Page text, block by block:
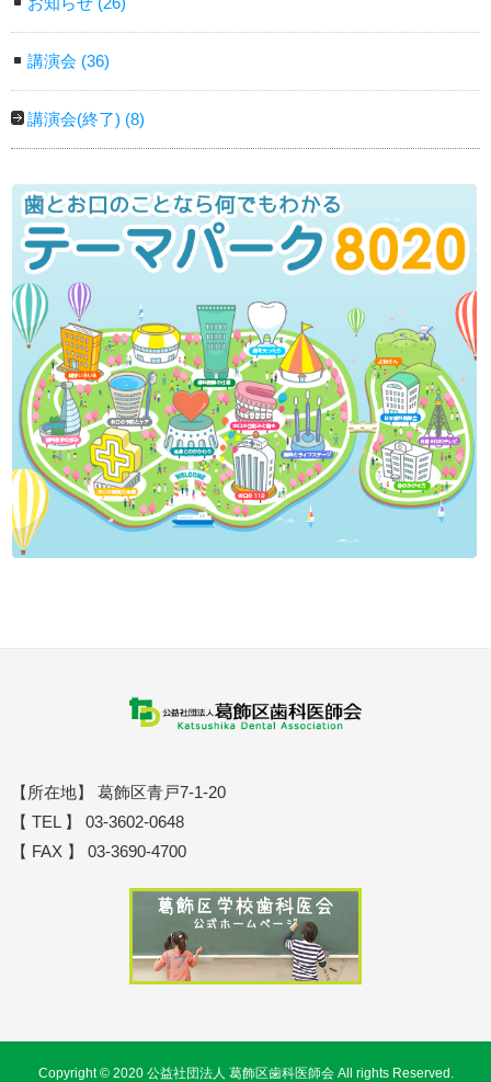
講演会 (36)
講演会(終了) (8)
【所在地】 葛飾区青戸7-1-20
【 TEL 】 03-3602-0648
【 FAX 】 03-3690-4700
Copyright © 2020 公益社団法人 葛飾区歯科医師会 All rights Reserved.